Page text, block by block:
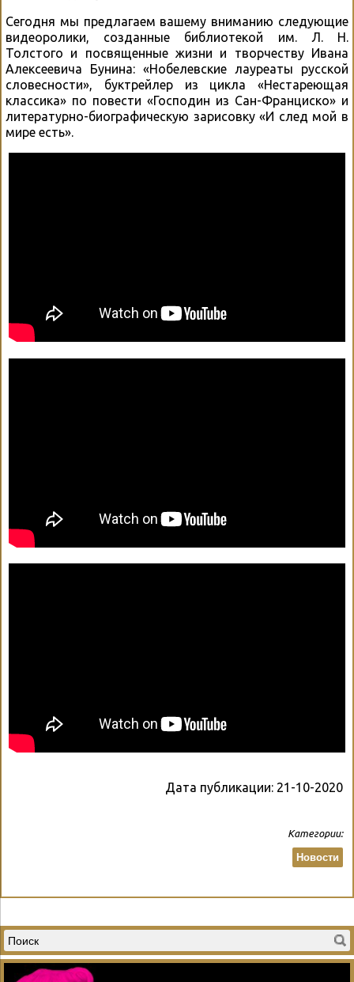
Сегодня мы предлагаем вашему вниманию следующие
видеоролики, созданные библиотекой им. Л. Н.
Толстого и посвященные жизни и творчеству Ивана
Алексеевича Бунина: «Нобелевские лауреаты русской
словесности», буктрейлер из цикла «Нестареющая
классика» по повести «Господин из Сан-Франциско» и
литературно-биографическую зарисовку «И след мой в
мире есть».
Дата публикации: 21-10-2020
Категории:
Новости